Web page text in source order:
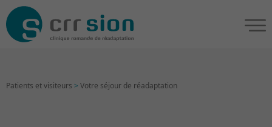
Patients et visiteurs > Votre séjour de réadaptation